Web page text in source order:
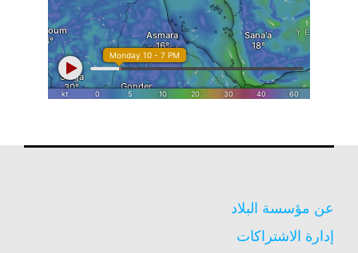
عن مؤسسة البلاد
إدارة الاشتراكات